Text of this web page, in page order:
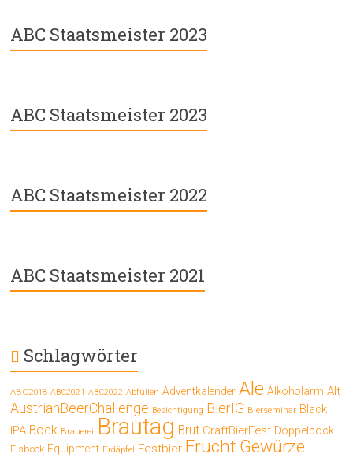
ABC Staatsmeister 2023
ABC Staatsmeister 2023
ABC Staatsmeister 2022
ABC Staatsmeister 2021
Schlagwörter
ABC2018 ABC2021 ABC2022 Abfüllen Adventkalender Ale Alkoholarm Alt
AustrianBeerChallenge Besichtigung BierIG Bierseminar Black
IPA Bock Brauerei Brautag Brut CraftBierFest Doppelbock
Eisbock Equipment Erdäpfel Festbier Frucht Gewürze